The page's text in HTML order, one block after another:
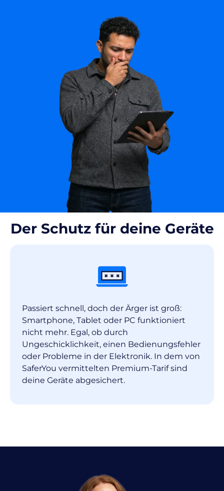
Der Schutz für deine Geräte
Passiert schnell, doch der Ärger ist groß:
Smartphone, Tablet oder PC funktioniert
nicht mehr. Egal, ob durch
Ungeschicklichkeit, einen Bedienungsfehler
oder Probleme in der Elektronik. In dem von
SaferYou vermittelten Premium-Tarif sind
deine Geräte abgesichert.